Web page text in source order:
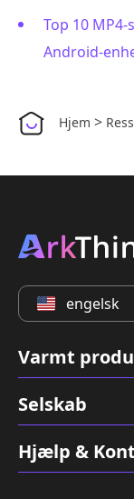
Top 10
Android-
Hjem >
engelsk
Varmt
Selskab
Hjælp &